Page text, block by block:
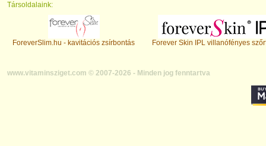
Társoldalaink:
ForeverSlim.hu - kavitációs zsírbontás Forever Skin IPL villanófényes
www.vitaminsziget.com © 2007-2026 - Minden jog fenntartva